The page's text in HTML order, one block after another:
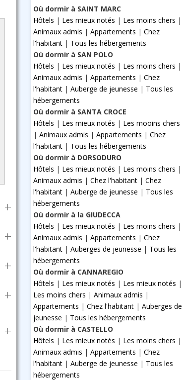
Où dormir à SAINT MARC
Hôtels | Les mieux notés | Les moins chers |
Animaux admis | Appartements | Chez
l'habitant| Tous les hébergements
Où dormir à SAN POLO
Hôtels | Les mieux notés | Les moins chers |
Animaux admis | Appartements | Chez
l'habitant| Auberge de jeunesse | Tous les
hébergements
Où dormir à SANTA CROCE
Hôtels | Les mieux notés | Les mooins chers
| Animaux admis | Appartements | Chez
l'habitant| Tous les hébergements
Où dormir à DORSODURO
Hôtels | Les mieux notés | Les moins chers |
Animaux admis | Chez l'habitant| Chez
l'habitant| Auberge de jeunesse | Tous les
hébergements
Où dormir à la GIUDECCA
Hôtels | Les mieux notés | Les moins chers |
Animaux admis | Appartements | Chez
l'habitant| Auberges de jeunesse | Tous les
hébergements
Où dormir à CANNAREGIO
Hôtels | Les mieux notés | Les mieux notés |
Les moins chers | Animaux admis |
Appartements | Chez l'habitant| Auberges de
jeunesse | Tous les hébergements
Où dormir à CASTELLO
Hôtels | Les mieux notés | Les moins chers |
Animaux admis | Appartements | Chez
l'habitant| Auberge de jeunesse | Tous les
hébergements